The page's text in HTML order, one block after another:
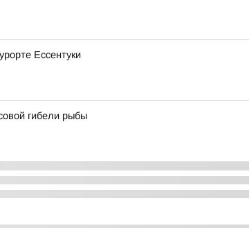
Ессентуки
гибели рыбы